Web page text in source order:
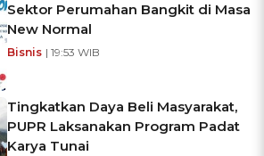
Sektor Perumahan Bangkit di Masa
New Normal
Bisnis | 19:53 WIB
Tingkatkan Daya Beli Masyarakat,
PUPR Laksanakan Program Padat
Karya Tunai